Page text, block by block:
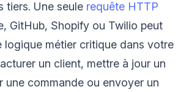
tiers. Une seule requête HTTP
GitHub, Shopify ou Twilio peut
logique métier critique dans votre
un client, mettre à jour un
une commande ou envoyer un